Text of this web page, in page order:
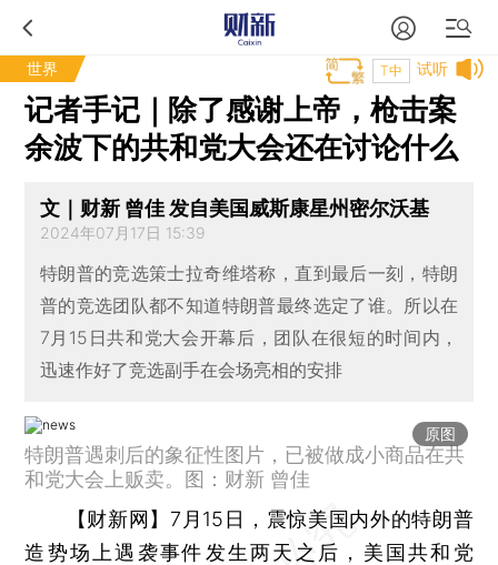
世界 试听
T中
记者手记｜除了感谢上帝，枪击案
余波下的共和党大会还在讨论什么
文｜财新 曾佳 发自美国威斯康星州密尔沃基
2024年07月17日 15:39
特朗普的竞选策士拉奇维塔称，直到最后一刻，特朗
普的竞选团队都不知道特朗普最终选定了谁。所以在
7月15日共和党大会开幕后，团队在很短的时间内，
迅速作好了竞选副手在会场亮相的安排
原图
特朗普遇刺后的象征性图片，已被做成小商品在共
和党大会上贩卖。图：财新 曾佳
【财新网】 7月15日，震惊美国内外的特朗普
造势场上遇袭事件发生两天之后，美国共和党